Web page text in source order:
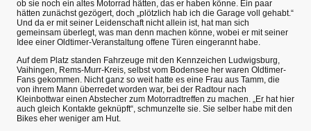
ob sie noch ein altes Motorrad hätten, das er haben könne. Ein paar
hätten zunächst gezögert, doch „plötzlich hab ich die Garage voll gehabt.“
Und da er mit seiner Leidenschaft nicht allein ist, hat man sich
gemeinsam überlegt, was man denn machen könne, wobei er mit seiner
Idee einer Oldtimer-Veranstaltung offene Türen eingerannt habe.
Auf dem Platz standen Fahrzeuge mit den Kennzeichen Ludwigsburg,
Vaihingen, Rems-Murr-Kreis, selbst vom Bodensee her waren Oldtimer-
Fans gekommen. Nicht ganz so weit hatte es eine Frau aus Tamm, die
von ihrem Mann überredet worden war, bei der Radtour nach
Kleinbottwar einen Abstecher zum Motorradtreffen zu machen. „Er hat hier
auch gleich Kontakte geknüpft“, schmunzelte sie. Sie selber habe mit den
Bikes eher weniger am Hut.